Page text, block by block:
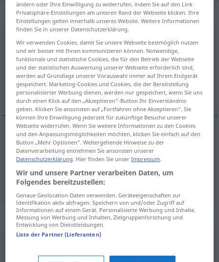
„rechnen“: intransitives Verb
rechnenv/i <-e->
Übersicht aller Übersetzungen
(Für mehr Details die Übersetzung anklicken/antippen)
regne, henregne
regne(mit DAT med) rechnen
til
Synonyme für "rechnen"
ändern oder Ihre Einwilligung zu widerrufen, indem Sie auf den Link
Privatsphäre-Einstellungen am unteren Rand der Webseite klicken. Ihre
Einstellungen gelten innerhalb unseres Website. Weitere Informationen
finden Sie in unserer Datenschutzerklärung.
Wir verwenden Cookies, damit Sie unsere Webseite bestmöglich nutzen
und wir besser mit Ihnen kommunizieren können. Notwendige,
funktionale und statistische Cookies, die für den Betrieb der Webseite
und der statistischen Auswertung unserer Webseite erforderlich sind,
werden auf Grundlage unserer Vorauswahl immer auf Ihrem Endgerät
gespeichert. Marketing-Cookies und Cookies, die der Bereitstellung
personalisierter Werbung dienen, werden nur gespeichert, wenn Sie uns
durch einen Klick auf den „Akzeptieren“-Button Ihr Einverständnis
geben. Klicken Sie ansonsten auf „Fortfahren ohne Akzeptieren“. Sie
können Ihre Einwilligung jederzeit für zukünftige Besuche unserer
Webseite widerrufen. Wenn Sie weitere Informationen zu den Cookies
und den Anpassungsmöglichkeiten möchten, klicken Sie einfach auf den
Button „Mehr Optionen“. Weitergehende Hinweise zu der
Datenverarbeitung entnehmen Sie ansonsten unserer
Datenschutzerklärung. Hier finden Sie unserImpressum.
Wir und unsere Partner verarbeiten Daten, um
Folgendes bereitzustellen:
Genaue Geolocation-Daten verwenden. Geräteeigenschaften zur
Identifikation aktiv abfragen. Speichern von und/oder Zugriff auf
Informationen auf einem Gerät. Personalisierte Werbung und Inhalte,
Messung von Werbung und Inhalten, Zielgruppenforschung und
Entwicklung von Dienstleistungen.
Liste der Partner (Lieferanten)